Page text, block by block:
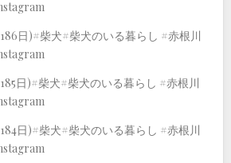
日)#柴犬#柴犬のいる暮らし #赤根川
日)#柴犬#柴犬のいる暮らし #赤根川
日)#柴犬#柴犬のいる暮らし #赤根川